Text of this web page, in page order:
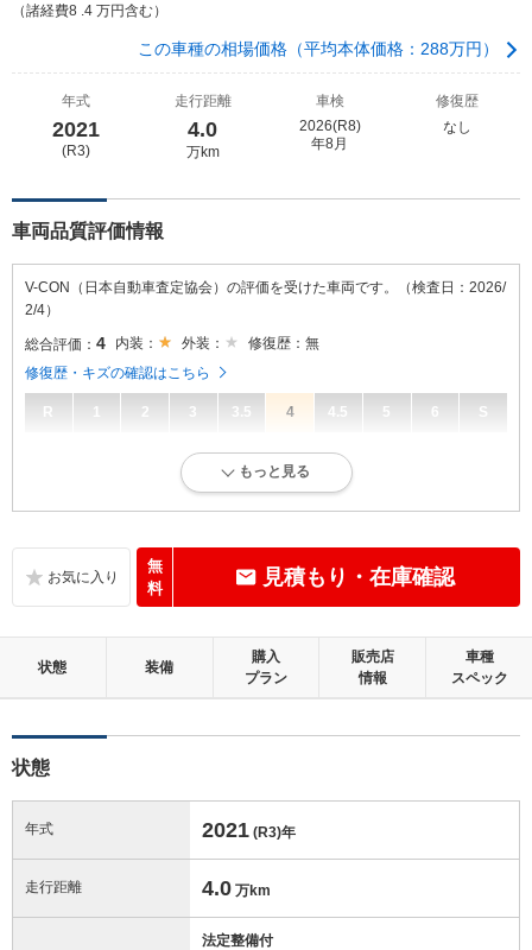
（諸経費8 .4 万円含む）
この車種の相場価格（平均本体価格：288万円）
年式
2021
(R3)
走行距離
4.0
万km
車検
2026(R8)
年8月
修復歴
なし
車両品質評価情報
V-CON（日本自動車査定協会）の評価を受けた車両です。（検査日：2026/
2/4）
総合評価： 4 内装： 外装：
修復歴：無
修復歴・キズの確認はこちら
R 1 2 3 3.5 4 4.5 5 6 S
目立つ傷・凹み等が少しあり、加修が必要と思われる箇所が数箇所ある
補修の必要な目立つ損傷、悪臭等がないこと
外装：
補修の必要な目立つ損傷がないこと
もっと見る
無
料
見積もり・在庫確認
状態 装備
購入
プラン
販売店
情報
車種
スペック
状態
年式 2021 (R3)年
走行距離 4.0 万km
法定整備付